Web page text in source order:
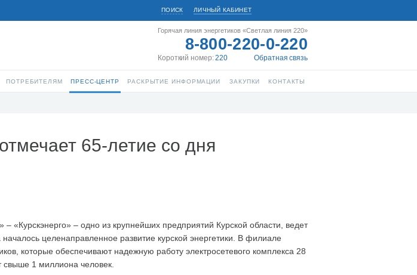
ЛИЧНЫЙ КАБИНЕТ
ПОИСК
Горячая линия энергетиков «Светлая линия 220»
8-800-220-0-220
Короткий номер:220 Обратная связь
ПОТРЕБИТЕЛЯМ ПРЕСС-ЦЕНТР РАСКРЫТИЕ ИНФОРМАЦИИ ЗАКУПКИ КОНТАКТЫ
65-летие со дня
«Курскэнерго» – одно из крупнейших предприятий Курской области, ведет
целенаправленное развитие курской энергетики. В филиале
которые обеспечивают надежную работу электросетевого комплекса 28
свыше 1 миллиона человек.